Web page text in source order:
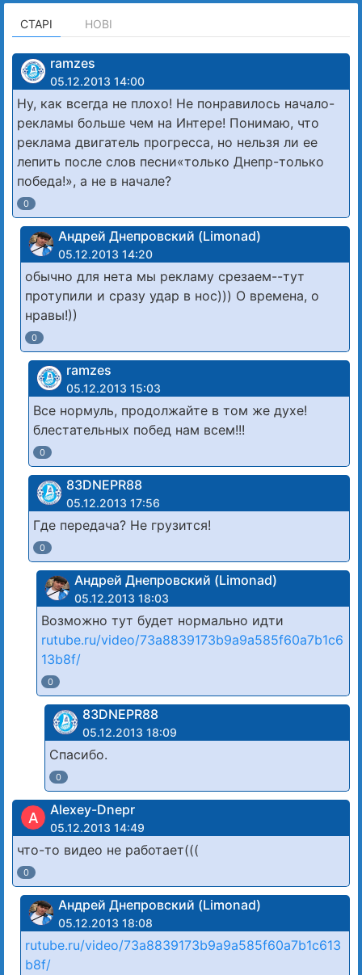
СТАРІ НОВІ
ramzes
05.12.2013 14:00
Ну, как всегда не плохо! Не понравилось начало-
рекламы больше чем на Интере! Понимаю, что
реклама двигатель прогресса, но нельзя ли ее
лепить после слов песни«только Днепр-только
победа!», а не в начале?
0
Андрей Днепровский (Limonad)
05.12.2013 14:20
обычно для нета мы рекламу срезаем--тут
протупили и сразу удар в нос))) О времена, о
нравы!))
0
ramzes
05.12.2013 15:03
Все нормуль, продолжайте в том же духе!
блестательных побед нам всем!!!
0
83DNЕРR88
05.12.2013 17:56
Где передача? Не грузится!
0
Андрей Днепровский (Limonad)
05.12.2013 18:03
Возможно тут будет нормально идти
rutube.ru/video/73a8839173b9a9a585f60a7b1c6
13b8f/
0
83DNЕРR88
05.12.2013 18:09
Спасибо.
0
A Alexey-Dnepr
05.12.2013 14:49
что-то видео не работает(((
0
Андрей Днепровский (Limonad)
05.12.2013 18:08
rutube.ru/video/73a8839173b9a9a585f60a7b1c613
b8f/